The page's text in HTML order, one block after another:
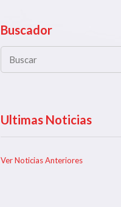
Buscador
Ultimas Noticias
Ver Noticias Anteriores